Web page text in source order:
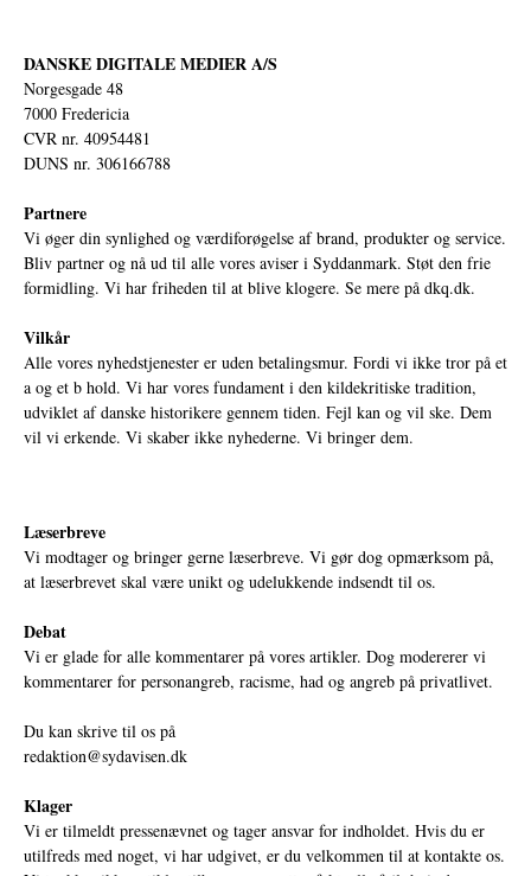
DANSKE DIGITALE MEDIER A/S
Norgesgade 48
7000 Fredericia
CVR nr. 40954481
DUNS nr. 306166788
Partnere
Vi øger din synlighed og værdiforøgelse af brand, produkter og service.
Bliv partner og nå ud til alle vores aviser i Syddanmark. Støt den frie
formidling. Vi har friheden til at blive klogere. Se mere på dkq.dk.
Vilkår
Alle vores nyhedstjenester er uden betalingsmur. Fordi vi ikke tror på et
a og et b hold. Vi har vores fundament i den kildekritiske tradition,
udviklet af danske historikere gennem tiden. Fejl kan og vil ske. Dem
vil vi erkende. Vi skaber ikke nyhederne. Vi bringer dem.
Læserbreve
Vi modtager og bringer gerne læserbreve. Vi gør dog opmærksom på,
at læserbrevet skal være unikt og udelukkende indsendt til os.
Debat
Vi er glade for alle kommentarer på vores artikler. Dog modererer vi
kommentarer for personangreb, racisme, had og angreb på privatlivet.
Du kan skrive til os på
redaktion@sydavisen.dk
Klager
Vi er tilmeldt pressenævnet og tager ansvar for indholdet. Hvis du er
utilfreds med noget, vi har udgivet, er du velkommen til at kontakte os.